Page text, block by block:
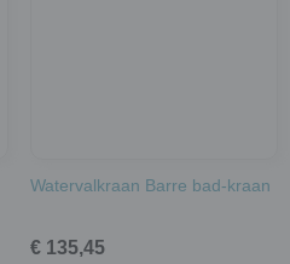
Watervalkraan Barre bad-kraan
€ 135,45